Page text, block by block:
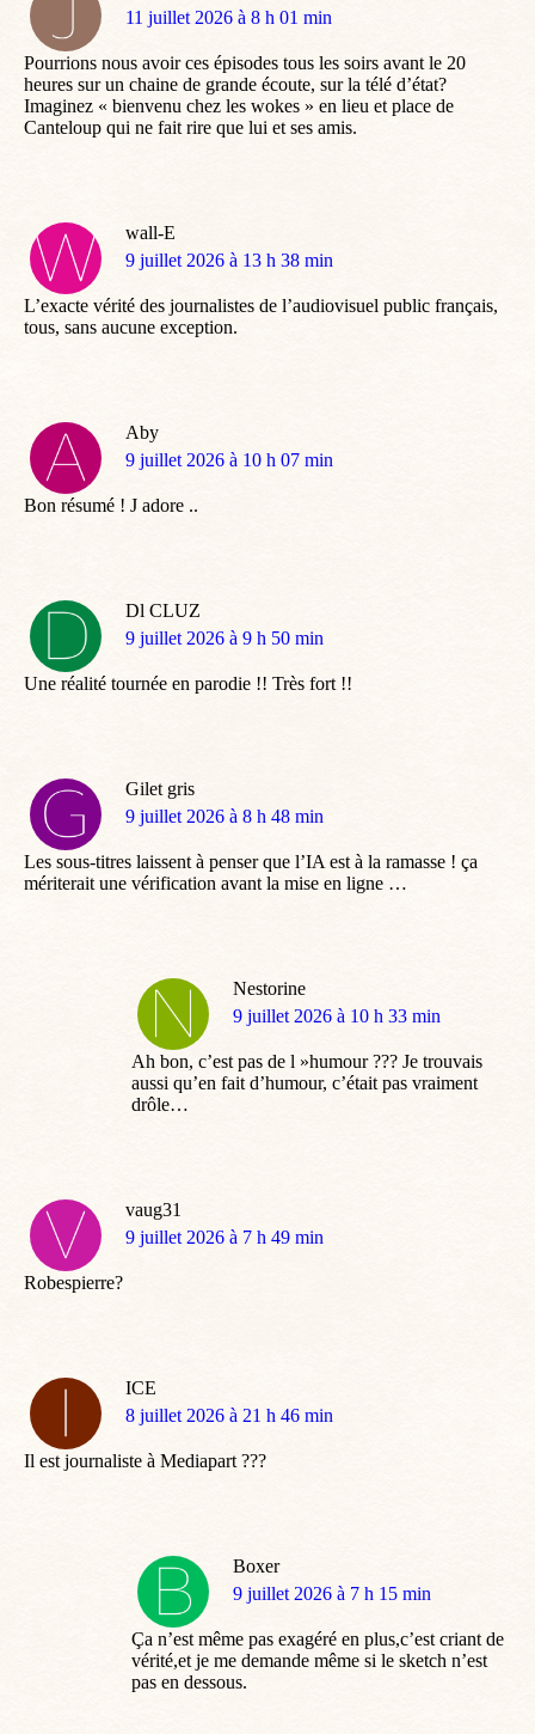
dit
11 juillet 2026 à 8 h 01 min
Pourrions nous avoir ces épisodes tous les soirs avant le 20
heures sur un chaine de grande écoute, sur la télé d’état?
Imaginez « bienvenu chez les wokes » en lieu et place de
Canteloup qui ne fait rire que lui et ses amis.
wall-E
dit
9 juillet 2026 à 13 h 38 min
L’exacte vérité des journalistes de l’audiovisuel public français,
tous, sans aucune exception.
Aby
dit
9 juillet 2026 à 10 h 07 min
Bon résumé ! J adore ..
Dl CLUZ
dit
9 juillet 2026 à 9 h 50 min
Une réalité tournée en parodie !! Très fort !!
Gilet gris
dit
9 juillet 2026 à 8 h 48 min
Les sous-titres laissent à penser que l’IA est à la ramasse ! ça
mériterait une vérification avant la mise en ligne …
Nestorine
dit
9 juillet 2026 à 10 h 33 min
Ah bon, c’est pas de l »humour ??? Je trouvais
aussi qu’en fait d’humour, c’était pas vraiment
drôle…
vaug31
dit
9 juillet 2026 à 7 h 49 min
Robespierre?
ICE
dit
8 juillet 2026 à 21 h 46 min
Il est journaliste à Mediapart ???
Boxer
dit
9 juillet 2026 à 7 h 15 min
Ça n’est même pas exagéré en plus,c’est criant de
vérité,et je me demande même si le sketch n’est
pas en dessous.